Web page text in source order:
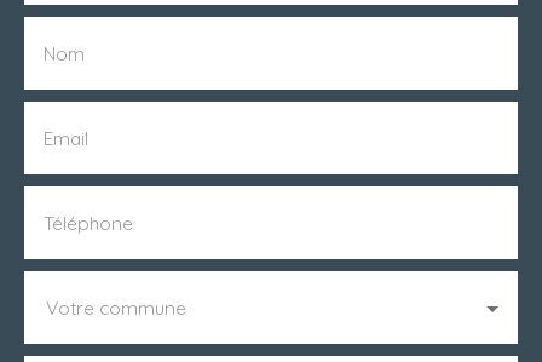
Nom
Email
Téléphone
Votre commune